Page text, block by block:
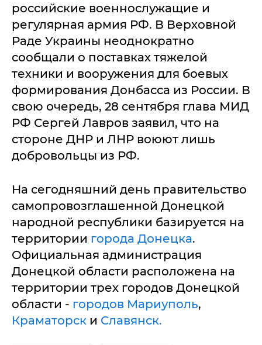
российские военнослужащие и
регулярная армия РФ. В Верховной
Раде Украины неоднократно
сообщали о поставках тяжелой
техники и вооружения для боевых
формирования Донбасса из России. В
свою очередь, 28 сентября глава МИД
РФ Сергей Лавров заявил, что на
стороне ДНР и ЛНР воюют лишь
добровольцы из РФ.
На сегодняшний день правительство
самопровозглашенной Донецкой
народной республики базируется на
территории города Донецка.
Официальная администрация
Донецкой области расположена на
территории трех городов Донецкой
области - городов Мариуполь,
Краматорск и Славянск.